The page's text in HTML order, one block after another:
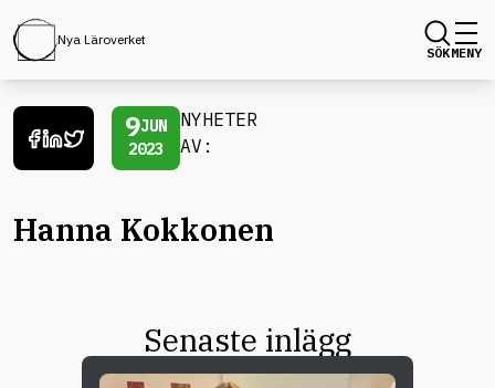
Nya Läroverket
SÖKMENY
9JUN
2023
NYHETER
AV:
Hanna Kokkonen
Senaste inlägg